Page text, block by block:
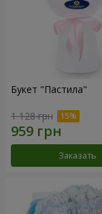
Букет "Пастила"
1 128 грн
Заказать